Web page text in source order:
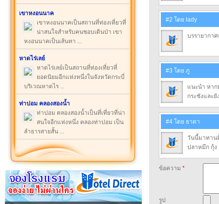
เขาหงอนนาค
เขาหงอนนาคเป็นสถานที่ท่องเที่ยวที่
น่าสนใจสำหรับคนชอบเดินป่า เขา
หงอนนาคเป็นเส้นทา ...
หาดไร่เลย์
หาดไร่เลย์เป็นสถานที่ท่องเที่ยวที่
ยอดนิยมอีกแห่งหนึ่งในจังหวัดกระบี่
บริเวณหาดไร ...
ท่าปอม คลองสองน้ำ
ท่าปอม คลองสองน้ำเป็นที่เที่ยวที่น่า
สนใจอีกแห่งหนึ่ง คลองท่าปอม เป็น
ลำธารสายสั้น ...
#2 โดย lady
บรรายากา
#3 โดย ภู
แนะนำ หาก
กระชังและ
#4 โดย ธาดา
วันนี้มาทาน
ปลาหมึก กุ้ง
ข้อความ *
รูป